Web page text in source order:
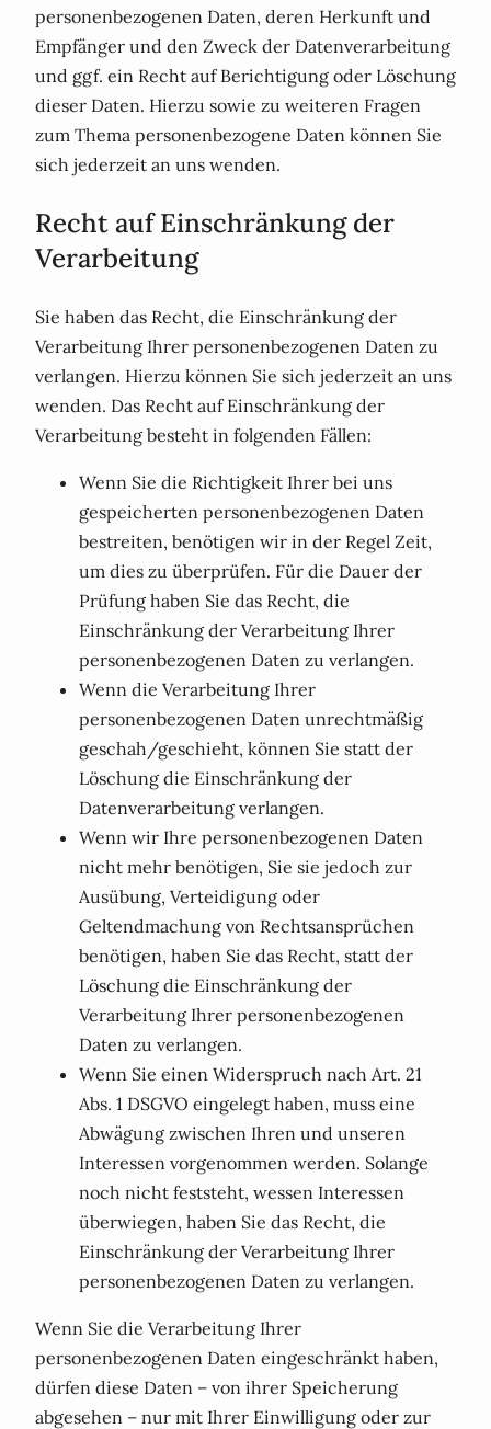
personenbezogenen Daten, deren Herkunft und
Empfänger und den Zweck der Datenverarbeitung
und ggf. ein Recht auf Berichtigung oder Löschung
dieser Daten. Hierzu sowie zu weiteren Fragen
zum Thema personenbezogene Daten können Sie
sich jederzeit an uns wenden.
Recht auf Einschränkung der
Verarbeitung
Sie haben das Recht, die Einschränkung der
Verarbeitung Ihrer personenbezogenen Daten zu
verlangen. Hierzu können Sie sich jederzeit an uns
wenden. Das Recht auf Einschränkung der
Verarbeitung besteht in folgenden Fällen:
Wenn Sie die Richtigkeit Ihrer bei uns
gespeicherten personenbezogenen Daten
bestreiten, benötigen wir in der Regel Zeit,
um dies zu überprüfen. Für die Dauer der
Prüfung haben Sie das Recht, die
Einschränkung der Verarbeitung Ihrer
personenbezogenen Daten zu verlangen.
Wenn die Verarbeitung Ihrer
personenbezogenen Daten unrechtmäßig
geschah/geschieht, können Sie statt der
Löschung die Einschränkung der
Datenverarbeitung verlangen.
Wenn wir Ihre personenbezogenen Daten
nicht mehr benötigen, Sie sie jedoch zur
Ausübung, Verteidigung oder
Geltendmachung von Rechtsansprüchen
benötigen, haben Sie das Recht, statt der
Löschung die Einschränkung der
Verarbeitung Ihrer personenbezogenen
Daten zu verlangen.
Wenn Sie einen Widerspruch nach Art. 21
Abs. 1 DSGVO eingelegt haben, muss eine
Abwägung zwischen Ihren und unseren
Interessen vorgenommen werden. Solange
noch nicht feststeht, wessen Interessen
überwiegen, haben Sie das Recht, die
Einschränkung der Verarbeitung Ihrer
personenbezogenen Daten zu verlangen.
Wenn Sie die Verarbeitung Ihrer
personenbezogenen Daten eingeschränkt haben,
dürfen diese Daten – von ihrer Speicherung
abgesehen – nur mit Ihrer Einwilligung oder zur